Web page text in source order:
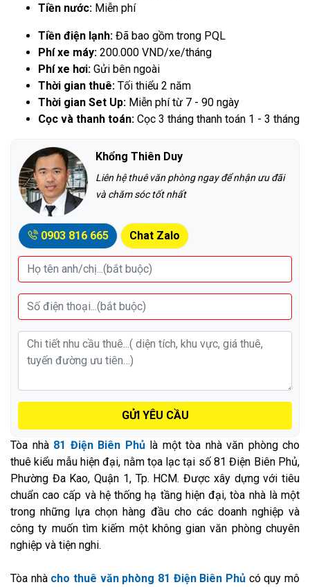
Tiền nước: Miễn phí
Tiền điện lạnh: Đã bao gồm trong PQL
Phí xe máy: 200.000 VND/xe/tháng
Phí xe hơi: Gửi bên ngoài
Thời gian thuê: Tối thiểu 2 năm
Thời gian Set Up: Miễn phí từ 7 - 90 ngày
Cọc và thanh toán: Cọc 3 tháng thanh toán 1 - 3 tháng
Khổng Thiên Duy
Liên hệ thuê văn phòng ngay để nhận ưu đãi
và chăm sóc tốt nhất
0903 816 665 Chat Zalo
GỬI YÊU CẦU
Tòa nhà 81 Điện Biên Phủlà một tòa nhà văn phòng cho
thuê kiểu mẫu hiện đại, nằm tọa lạc tại số 81 Điện Biên Phủ,
Phường Đa Kao, Quận 1, Tp. HCM. Được xây dựng với tiêu
chuẩn cao cấp và hệ thống hạ tầng hiện đại, tòa nhà là một
trong những lựa chọn hàng đầu cho các doanh nghiệp và
công ty muốn tìm kiếm một không gian văn phòng chuyên
nghiệp và tiện nghi.
Tòa nhà cho thuê văn phòng 81 Điện Biên Phủ có quy mô